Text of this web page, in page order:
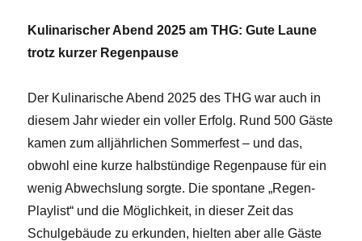
Kulinarischer Abend 2025 am THG: Gute Laune
trotz kurzer Regenpause
Der Kulinarische Abend 2025 des THG war auch in
diesem Jahr wieder ein voller Erfolg. Rund 500 Gäste
kamen zum alljährlichen Sommerfest – und das,
obwohl eine kurze halbstündige Regenpause für ein
wenig Abwechslung sorgte. Die spontane „Regen-
Playlist“ und die Möglichkeit, in dieser Zeit das
Schulgebäude zu erkunden, hielten aber alle Gäste